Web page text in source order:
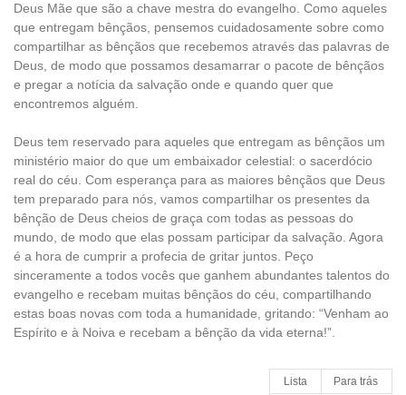
Deus Mãe que são a chave mestra do evangelho. Como aqueles
que entregam bênçãos, pensemos cuidadosamente sobre como
compartilhar as bênçãos que recebemos através das palavras de
Deus, de modo que possamos desamarrar o pacote de bênçãos
e pregar a notícia da salvação onde e quando quer que
encontremos alguém.
Deus tem reservado para aqueles que entregam as bênçãos um
ministério maior do que um embaixador celestial: o sacerdócio
real do céu. Com esperança para as maiores bênçãos que Deus
tem preparado para nós, vamos compartilhar os presentes da
bênção de Deus cheios de graça com todas as pessoas do
mundo, de modo que elas possam participar da salvação. Agora
é a hora de cumprir a profecia de gritar juntos. Peço
sinceramente a todos vocês que ganhem abundantes talentos do
evangelho e recebam muitas bênçãos do céu, compartilhando
estas boas novas com toda a humanidade, gritando: “Venham ao
Espírito e à Noiva e recebam a bênção da vida eterna!”.
Lista Para trás